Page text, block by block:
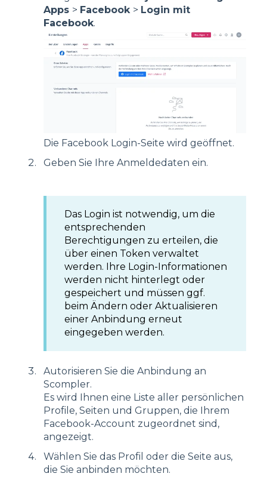
Apps > Facebook > Login mit
Facebook.
Die Facebook Login-Seite wird geöffnet.
Geben Sie Ihre Anmeldedaten ein.
Das Login ist notwendig, um die
entsprechenden
Berechtigungen zu erteilen, die
über einen Token verwaltet
werden. Ihre Login-Informationen
werden nicht hinterlegt oder
gespeichert und müssen ggf.
beim Ändern oder Aktualisieren
einer Anbindung erneut
eingegeben werden.
Autorisieren Sie die Anbindung an
Scompler.
Es wird Ihnen eine Liste aller persönlichen
Profile, Seiten und Gruppen, die Ihrem
Facebook-Account zugeordnet sind,
angezeigt.
Wählen Sie das Profil oder die Seite aus,
die Sie anbinden möchten.